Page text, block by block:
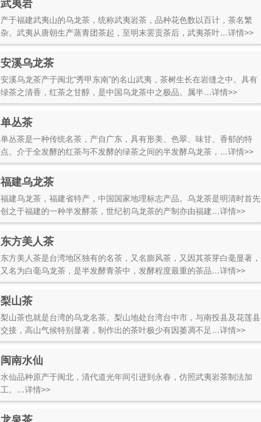
武夷岩
产于福建武夷山的乌龙茶，统称武夷岩茶，品种花色数以百计，茶名繁
杂。武夷从唐朝生产蒸青团茶起，至明末罢贡茶后，武夷茶叶…详情>>
安溪乌龙茶
安溪乌龙茶产于闽北“秀甲东南”的名山武夷，茶树生长在岩缝之中。具有
绿茶之清香，红茶之甘醇，是中国乌龙茶中之极品。属半…详情>>
单丛茶
单丛茶是一种传统名茶，产自广东，具有形美、色翠、味甘、香郁的特
点。介于全发酵的红茶与不发酵的绿茶之间的半发酵乌龙茶，…详情>>
福建乌龙茶
福建乌龙茶，福建省特产，中国国家地理标志产品。乌龙茶是明清时首先
创之于福建的一种半发酵茶，世纪初乌龙茶的产制亦由福建…详情>>
东方美人茶
东方美人茶是台湾地区独有的名茶，又名膨风茶，又因其茶芽白毫显著，
又名为白毫乌龙茶，是半发酵青茶中，发酵程度最重的茶品…详情>>
梨山茶
梨山茶也就是台湾的乌龙名茶。梨山地处台湾台中市，与南投县及花莲县
交接，高山气候特别显著，制作出的茶叶极少有因萎凋不足…详情>>
闽南水仙
水仙品种原产于闽北，清代道光年间引进到永春，仿照武夷岩茶制法加
工。…详情>>